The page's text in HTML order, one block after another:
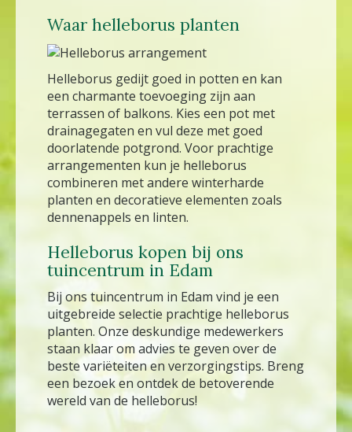
Waar helleborus planten
Helleborus gedijt goed in potten en kan
een charmante toevoeging zijn aan
terrassen of balkons. Kies een pot met
drainagegaten en vul deze met goed
doorlatende potgrond. Voor prachtige
arrangementen kun je helleborus
combineren met andere winterharde
planten en decoratieve elementen zoals
dennenappels en linten.
Helleborus kopen bij ons
tuincentrum in Edam
Bij ons tuincentrum in Edam vind je een
uitgebreide selectie prachtige helleborus
planten. Onze deskundige medewerkers
staan klaar om advies te geven over de
beste variëteiten en verzorgingstips. Breng
een bezoek en ontdek de betoverende
wereld van de helleborus!